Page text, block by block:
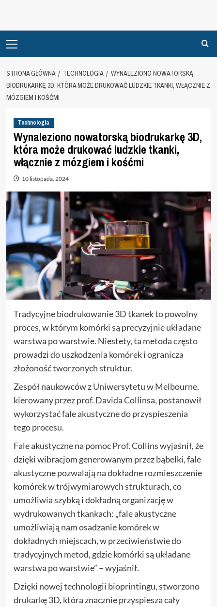
Menu
STRONA GŁÓWNA TECHNOLOGIA
WYNALEZIONO NOWATORSKĄ
BIODRUKARKĘ 3D, KTÓRA MOŻE DRUKOWAĆ LUDZKIE TKANKI, WŁĄCZNIE Z
MÓZGIEM I KOŚĆMI
Technologia
Wynaleziono nowatorską biodrukarkę 3D,
która może drukować ludzkie tkanki,
włącznie z mózgiem i kośćmi
10 listopada, 2024
Tradycyjne biodrukowanie 3D tkanek to powolny
proces, w którym komórki są precyzyjnie układane
warstwa po warstwie. Niestety, ta metoda często
prowadzi do uszkodzenia komórek i ogranicza
złożoność tworzonych struktur.
Zespół naukowców z Uniwersytetu w Melbourne,
kierowany przez prof. Davida Collinsa, postanowił
wykorzystać fale akustyczne do przyspieszenia
tego procesu.
Fale akustyczne na pomoc Prof. Collins wyjaśnił, że
dzięki wibracjom generowanym przez bąbelki, fale
akustyczne pozwalają na dokładne rozmieszczenie
komórek w trójwymiarowych strukturach, co
umożliwia szybką i dokładną organizację w
wydrukowanych tkankach: „fale akustyczne
umożliwiają nam osadzanie komórek w
dokładnych miejscach, w przeciwieństwie do
tradycyjnych metod, gdzie komórki są układane
warstwa po warstwie” – wyjaśnił.
Dzięki nowej technologii bioprintingu, stworzono
drukarkę 3D, która znacznie przyspiesza cały